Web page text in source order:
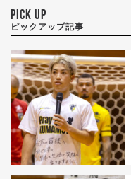
PICK UP
ピックアップ記事